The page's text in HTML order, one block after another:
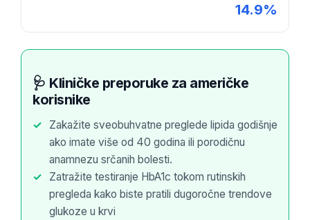
14.9%
🩺 Kliničke preporuke za američke
korisnike
Zakažite sveobuhvatne preglede lipida godišnje
ako imate više od 40 godina ili porodičnu
anamnezu srčanih bolesti.
Zatražite testiranje HbA1c tokom rutinskih
pregleda kako biste pratili dugoročne trendove
glukoze u krvi